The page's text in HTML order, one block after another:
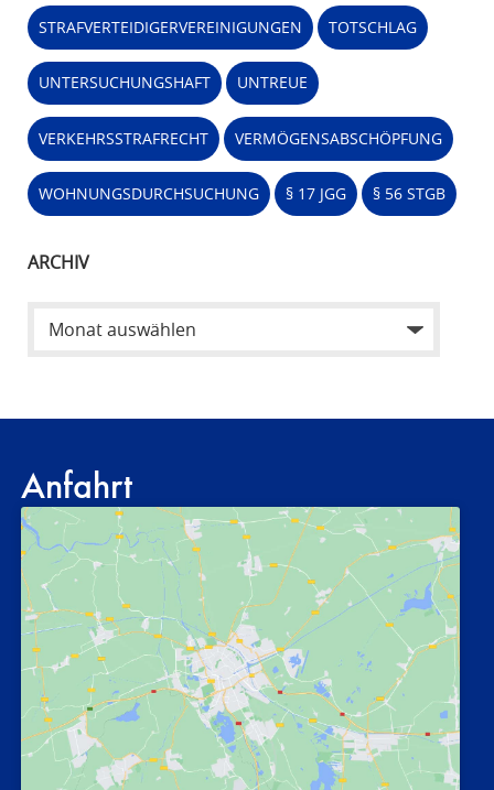
STRAFVERTEIDIGERVEREINIGUNGEN TOTSCHLAG
UNTERSUCHUNGSHAFT UNTREUE
VERKEHRSSTRAFRECHT VERMÖGENSABSCHÖPFUNG
WOHNUNGSDURCHSUCHUNG § 17 JGG § 56 STGB
ARCHIV
Anfahrt